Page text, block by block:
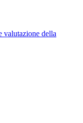
valutazione della